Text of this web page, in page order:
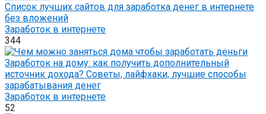
Список лучших сайтов для заработка денег в интернете
без вложений
Заработок в интернете
344
Заработок на дому: как получить дополнительный
источник дохода? Советы, лайфхаки, лучшие способы
зарабатывания денег
Заработок в интернете
52